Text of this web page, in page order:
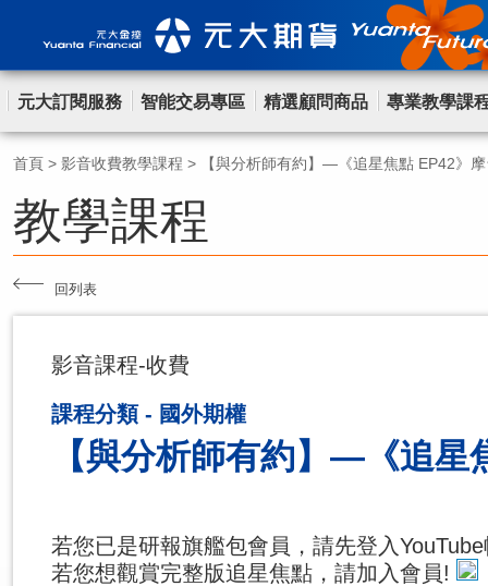
元大訂閱服務 智能交易專區 精選顧問商品 專業教學課
首頁 > 影音收費教學課程 > 【與分析師有約】—《追星焦點 EP42》
教學課程
回列表
影音課程-收費
課程分類 - 國外期權
【與分析師有約】—《追
若您已是研報旗艦包會員，請先登入
若您想觀賞完整版追星焦點，請加入會員!